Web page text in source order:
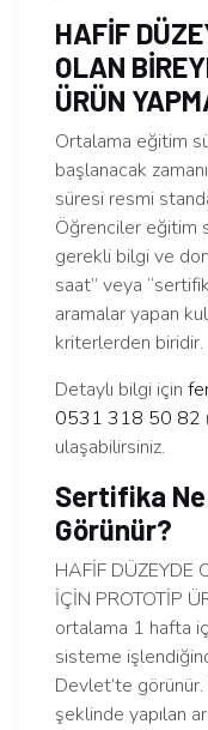
HAFİF
OLAN
ÜRÜN
Ortalama eğitim
başlanacak
süresi resmi
Öğrenciler eğitim
gerekli bilgi ve
saat” veya
aramalar yapan
kriterlerden biridir.
Detaylı bilgi için
0531 318 50 82
ulaşabilirsiniz.
Sertifika
Görünür?
HAFİF DÜZEYDE
İÇİN PROTOTİP
ortalama 1 hafta
sisteme
Devlet’te
şeklinde yapılan